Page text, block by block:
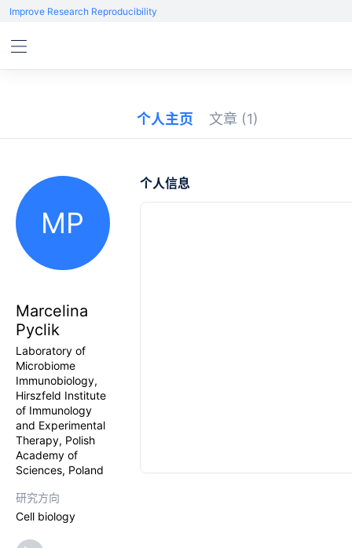
Improve Research Reproducibility
个人主页 文章 (1)
MP
Marcelina
Pyclik
Laboratory of
Microbiome
Immunobiology,
Hirszfeld Institute
of Immunology
and Experimental
Therapy, Polish
Academy of
Sciences, Poland
研究方向
Cell biology
个人信息